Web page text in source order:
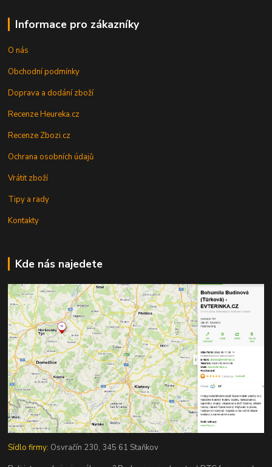
Informace pro zákazníky
O nás
Obchodní podmínky
Doprava a dodání zboží
Recenze Heureka.cz
Recenze Zbozi.cz
Ochrana osobních údajů
Vrátit zboží
Tipy a rady
Kontakty
Kde nás najedete
Sídlo firmy: Osvračín 230, 345 61 Staňkov